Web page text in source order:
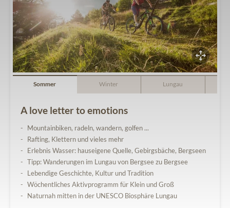
Sommer Winter Lungau
A love letter to emotions
Mountainbiken, radeln, wandern, golfen ...
Rafting, Klettern und vieles mehr
Erlebnis Wasser: hauseigene Quelle, Gebirgsbäche, Bergseen
Tipp: Wanderungen im Lungau von Bergsee zu Bergsee
Lebendige Geschichte, Kultur und Tradition
Wöchentliches Aktivprogramm für Klein und Groß
Naturnah mitten in der UNESCO Biosphäre Lungau